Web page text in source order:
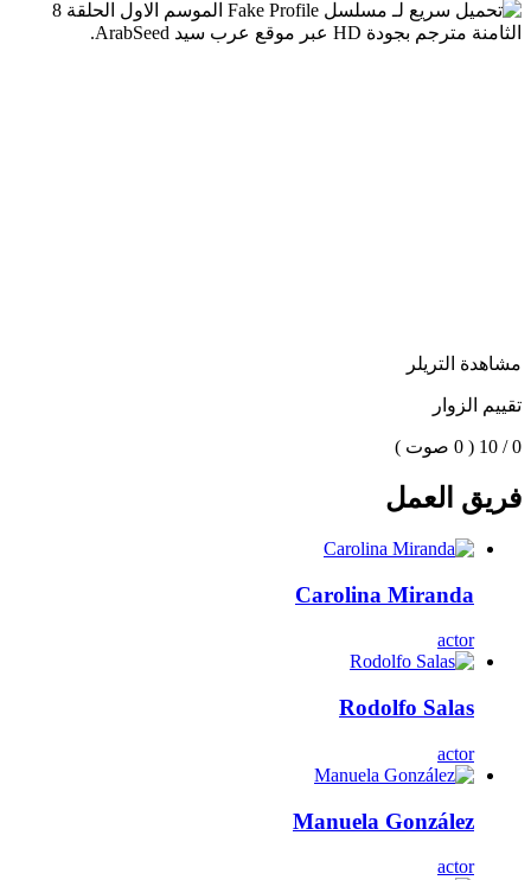
مشاهدة التريلر
تقييم الزوار
0 / 10 ( 0 صوت )
فريق العمل
Carolina Miranda
actor
Rodolfo Salas
actor
Manuela González
actor